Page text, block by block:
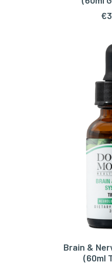
€
TOEVOEGEN
Brain &
(60ml